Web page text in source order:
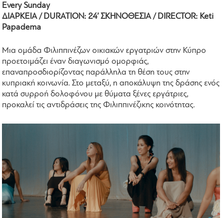
Every Sunday
ΔΙΑΡΚΕΙΑ / DURATION: 24’ ΣΚΗΝΟΘΕΣΙΑ / DIRECTOR: Keti
Papadema
Μια ομάδα Φιλιππινέζων οικιακών εργατριών στην Κύπρο
προετοιμάζει έναν διαγωνισμό ομορφιάς,
επαναπροσδιορίζοντας παράλληλα τη θέση τους στην
κυπριακή κοινωνία. Στο μεταξύ, η αποκάλυψη της δράσης ενός
κατά συρροή δολοφόνου με θύματα ξένες εργάτριες,
προκαλεί τις αντιδράσεις της Φιλιππινέζικης κοινότητας.